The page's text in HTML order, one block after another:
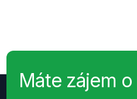
Máte zájem